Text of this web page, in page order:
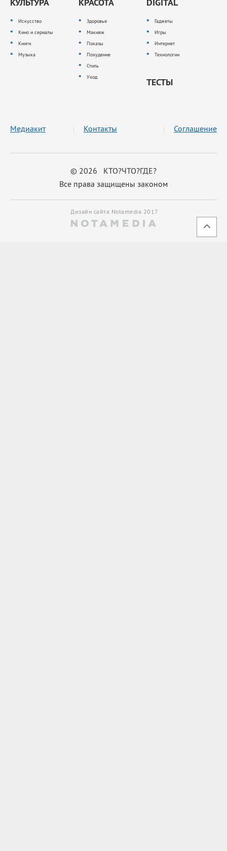
Искусство
Кино и сериалы
Книги
Музыка
Здоровье
Макияж
Показы
Похудение
Стиль
Уход
Гаджеты
Игры
Интернет
Технологии
ТЕСТЫ
© 2026 КТО?ЧТО?ГДЕ?
Все права защищены законом
Медиакит Контакты Соглашение
Дизайн сайта Notamedia 2017